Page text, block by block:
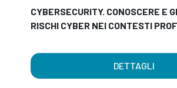
CYBERSECURITY. CONOSCERE E
RISCHI CYBER NEI CONTESTI
DETTAGLI